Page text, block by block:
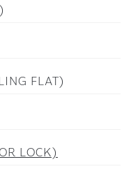
FLAT)
LOCK)